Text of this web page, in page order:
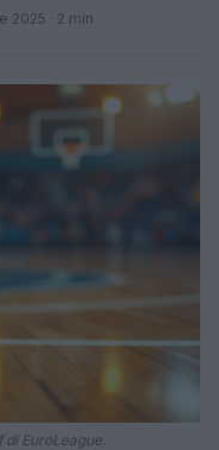
2025 · 2 min
EuroLeague.